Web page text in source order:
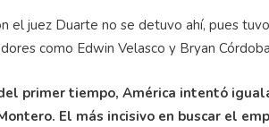
el juez Duarte no se detuvo ahí, pues
como Edwin Velasco y Bryan
primer tiempo, América intentó
El más incisivo en buscar el